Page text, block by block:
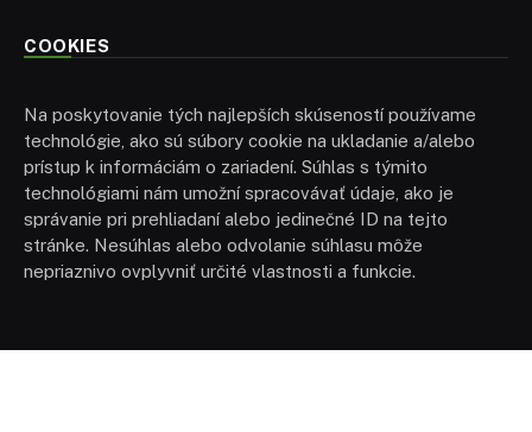
COOKIES
Na poskytovanie tých najlepších skúseností používame
technológie, ako sú súbory cookie na ukladanie a/alebo
prístup k informáciám o zariadení. Súhlas s týmito
technológiami nám umožní spracovávať údaje, ako je
správanie pri prehliadaní alebo jedinečné ID na tejto
stránke. Nesúhlas alebo odvolanie súhlasu môže
nepriaznivo ovplyvniť určité vlastnosti a funkcie.